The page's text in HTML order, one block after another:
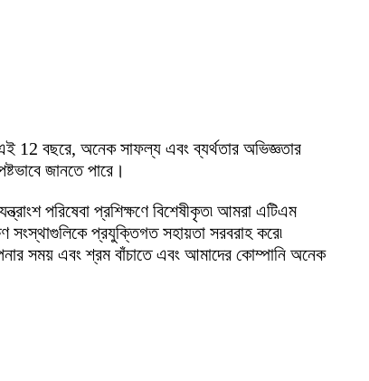
12 বছরে, অনেক সাফল্য এবং ব্যর্থতার অভিজ্ঞতার
জানতে পারে।
পরিষেবা প্রশিক্ষণে বিশেষীকৃত৷ আমরা এটিএম
সংস্থাগুলিকে প্রযুক্তিগত সহায়তা সরবরাহ করে৷
সময় এবং শ্রম বাঁচাতে এবং আমাদের কোম্পানি অনেক